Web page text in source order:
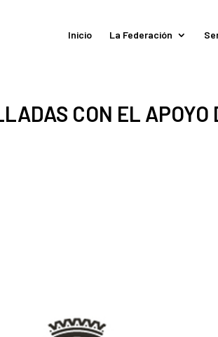
Inicio La Federación
CON EL